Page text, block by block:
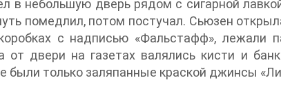
в небольшую дверь рядом с сигарной
помедлил, потом постучал. Сьюзен
с надписью «Фальстафф», лежали
от двери на газетах валялись кисти и
были только заляпанные краской джинсы